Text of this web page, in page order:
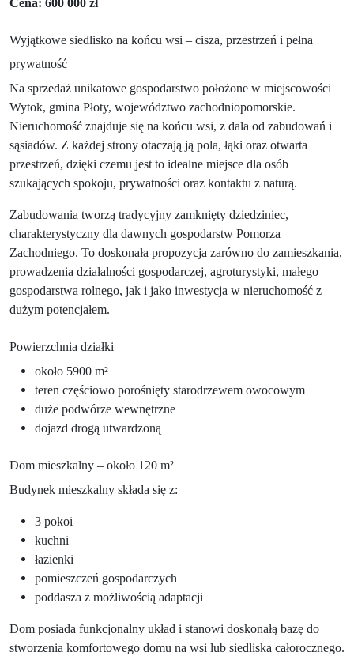
Wyjątkowe siedlisko na końcu wsi – cisza, przestrzeń i pełna
prywatność
Na sprzedaż unikatowe gospodarstwo położone w miejscowości
Wytok, gmina Płoty, województwo zachodniopomorskie.
Nieruchomość znajduje się na końcu wsi, z dala od zabudowań i
sąsiadów. Z każdej strony otaczają ją pola, łąki oraz otwarta
przestrzeń, dzięki czemu jest to idealne miejsce dla osób
szukających spokoju, prywatności oraz kontaktu z naturą.
Zabudowania tworzą tradycyjny zamknięty dziedziniec,
charakterystyczny dla dawnych gospodarstw Pomorza
Zachodniego. To doskonała propozycja zarówno do zamieszkania,
prowadzenia działalności gospodarczej, agroturystyki, małego
gospodarstwa rolnego, jak i jako inwestycja w nieruchomość z
dużym potencjałem.
Powierzchnia działki
około 5900 m²
teren częściowo porośnięty starodrzewem owocowym
duże podwórze wewnętrzne
dojazd drogą utwardzoną
Dom mieszkalny – około 120 m²
Budynek mieszkalny składa się z:
3 pokoi
kuchni
łazienki
pomieszczeń gospodarczych
poddasza z możliwością adaptacji
Dom posiada funkcjonalny układ i stanowi doskonałą bazę do
stworzenia komfortowego domu na wsi lub siedliska całorocznego.